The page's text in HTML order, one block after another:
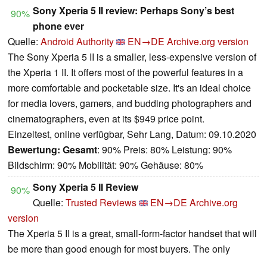
90% Sony Xperia 5 II review: Perhaps Sony’s best
phone ever
Quelle: Android Authority EN→DE Archive.org version
The Sony Xperia 5 II is a smaller, less-expensive version of
the Xperia 1 II. It offers most of the powerful features in a
more comfortable and pocketable size. It's an ideal choice
for media lovers, gamers, and budding photographers and
cinematographers, even at its $949 price point.
Einzeltest, online verfügbar, Sehr Lang, Datum: 09.10.2020
Bewertung: Gesamt: 90% Preis: 80% Leistung: 90%
Bildschirm: 90% Mobilität: 90% Gehäuse: 80%
90% Sony Xperia 5 II Review
Quelle: Trusted Reviews EN→DE Archive.org
version
The Xperia 5 II is a great, small-form-factor handset that will
be more than good enough for most buyers. The only